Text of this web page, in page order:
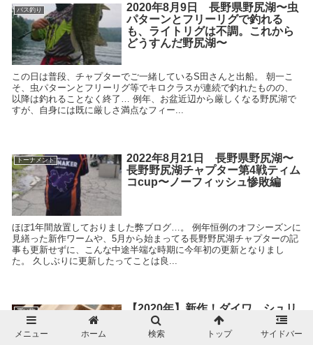
バス釣り
2020年8月9日 長野県野尻湖〜虫
パターンとフリーリグで釣れる
も、ライトリグは不調。これから
どうすんだ野尻湖〜
この日は普段、チャプターでご一緒しているS田さんと出船。 朝一こ
そ、虫パターンとフリーリグ等でキロクラスが連続で釣れたものの、
以降は釣れることなく終了… 例年、お盆近辺から厳しくなる野尻湖で
すが、自身には既に厳しさ満点なフィー...
トーナメント
2022年8月21日 長野県野尻湖〜
長野野尻湖チャプター第4戦ティム
コcup〜ノーフィッシュ惨敗編
ほぼ1年間放置しておりました弊ブログ…。 例年恒例のオフシーズンに
見繕った新作ワームや、5月から始まってる長野野尻湖チャプターの記
事も更新せずに、こんな中途半端な時期に今年初の更新となりまし
た。 久しぶりに更新したってことは良...
買い物
【2020年】新作！ダイワ シュリ
ンピードの特徴と他の同類ワーム
との違いを徹底解剖！
メニュー ホーム 検索 トップ サイドバー